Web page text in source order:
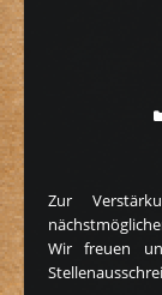
Zur
Wir freuen